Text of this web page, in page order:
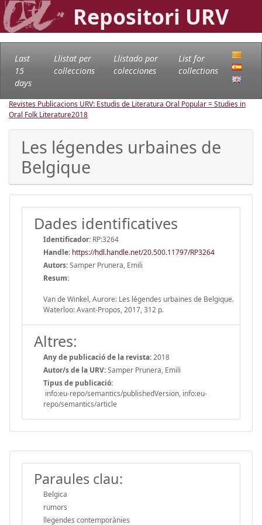
Repositori URV
Last
15
days
Llistat per
col·leccions
Llistado por
colecciones
List for
collections
Revistes Publicacions URV: Estudis de Literatura Oral Popular = Studies in
Oral Folk Literature2018
Les légendes urbaines de
Belgique
Dades identificatives
Identificador: RP:3264
Handle: https://hdl.handle.net/20.500.11797/RP3264
Autors:Samper Prunera, Emili
Resum:
Van de Winkel, Aurore: Les légendes urbaines de Belgique.
Waterloo: Avant-Propos, 2017, 312 p.
Altres:
Any de publicació de la revista:2018
Autor/s de la URV:Samper Prunera, Emili
Tipus de publicació:
info:eu-repo/semantics/publishedVersion, info:eu-
repo/semantics/article
Paraules clau:
Belgica
rumors
llegendes contemporànies